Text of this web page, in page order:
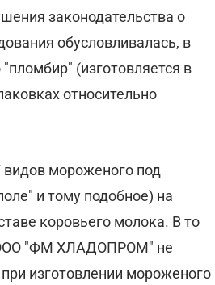
законодательства о
обусловливалась, в
(изготовляется в
относительно
мороженого под
и тому подобное) на
коровьего молока. В то
ООО "ФМ ХЛАДОПРОМ" не
изготовлении мороженого